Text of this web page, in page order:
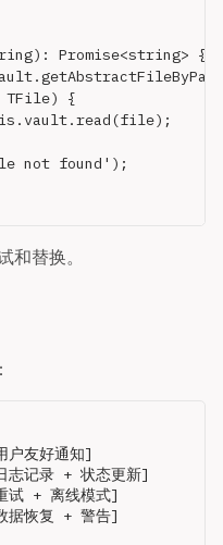
Promise<string> {
TFile) {
not found');
和替换。
友好通知]
记录 + 状态更新]
+ 离线模式]
恢复 + 警告]